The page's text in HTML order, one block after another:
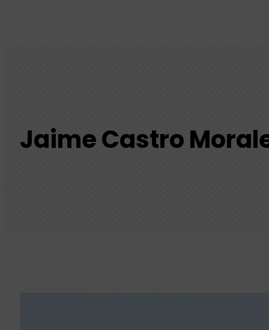
Jaime Castro